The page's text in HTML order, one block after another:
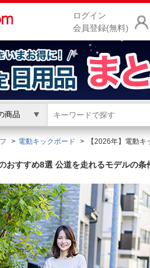
ログイン
会員登録(無料)
商品
登録
電動キックボード 【2026年】電動
おすすめ8選 公道を走れるモデルの条